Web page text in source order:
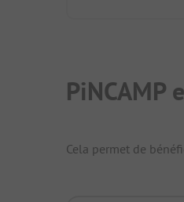
PiNCAMP
Cela permet de